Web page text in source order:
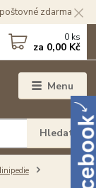
zdarma
Menu
Hledat
0 ks
za 0,00 Kč